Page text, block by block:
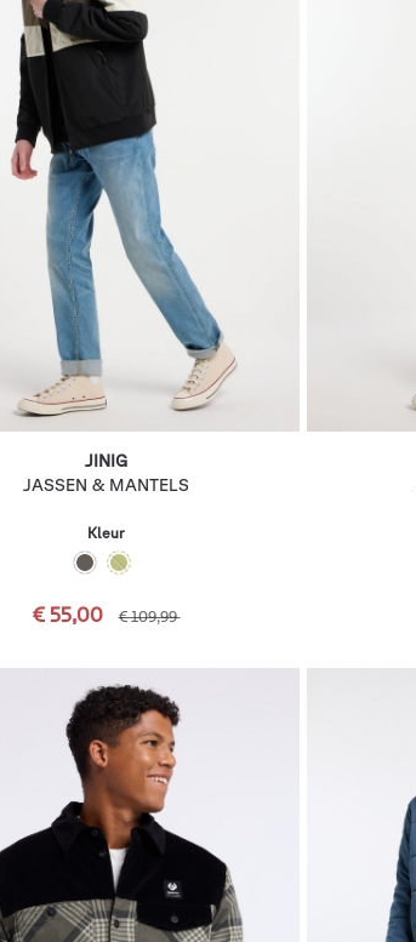
JINIG
JASSEN & MANTELS
Kleur
€ 55,00 € 109,99